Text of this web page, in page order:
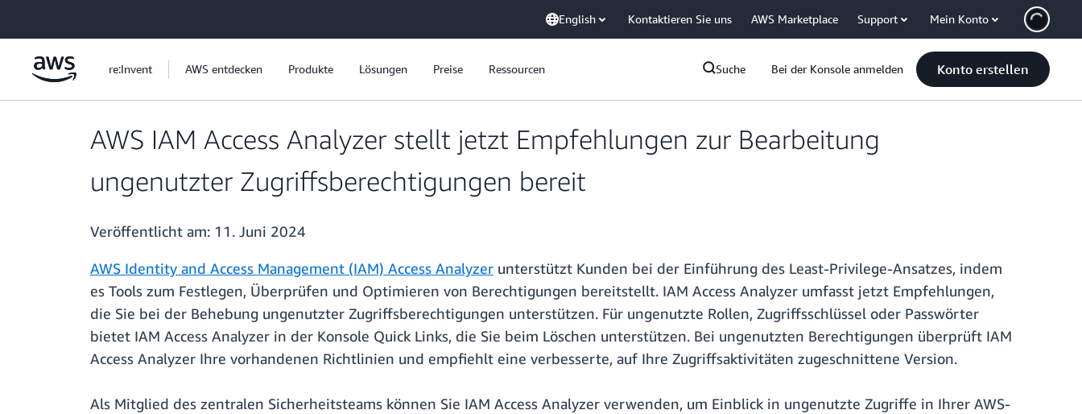
English Kontaktieren Sie uns AWS Marketplace Support Mein Konto
re:Invent AWS entdecken Produkte Lösungen Preise Ressourcen Suche Bei der Konsole anmelden Konto erstellen
AWS IAM Access Analyzer stellt jetzt Empfehlungen zur Bearbeitung
ungenutzter Zugriffsberechtigungen bereit
Veröffentlicht am: 11. Juni 2024
AWS Identity and Access Management (IAM) Access Analyzer unterstützt Kunden bei der Einführung des Least-Privilege-Ansatzes, indem
es Tools zum Festlegen, Überprüfen und Optimieren von Berechtigungen bereitstellt. IAM Access Analyzer umfasst jetzt Empfehlungen,
die Sie bei der Behebung ungenutzter Zugriffsberechtigungen unterstützen. Für ungenutzte Rollen, Zugriffsschlüssel oder Passwörter
bietet IAM Access Analyzer in der Konsole Quick Links, die Sie beim Löschen unterstützen. Bei ungenutzten Berechtigungen überprüft IAM
Access Analyzer Ihre vorhandenen Richtlinien und empfiehlt eine verbesserte, auf Ihre Zugriffsaktivitäten zugeschnittene Version.
Als Mitglied des zentralen Sicherheitsteams können Sie IAM Access Analyzer verwenden, um Einblick in ungenutzte Zugriffe in Ihrer AWS-